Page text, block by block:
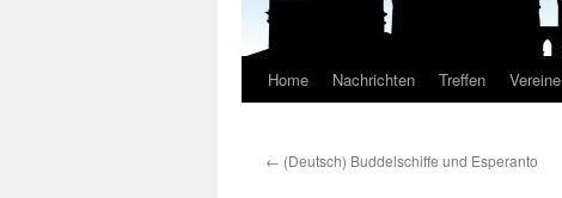
Springe
Inhalt
Home Nachrichten Treffen Vereine
← (Deutsch) Buddelschiffe und Esperanto